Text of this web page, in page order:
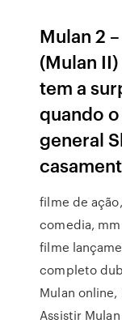
Mulan 2
(Mulan
tem a
quando
general
filme de
comedia,
filme
completo
Mulan online,
Assistir